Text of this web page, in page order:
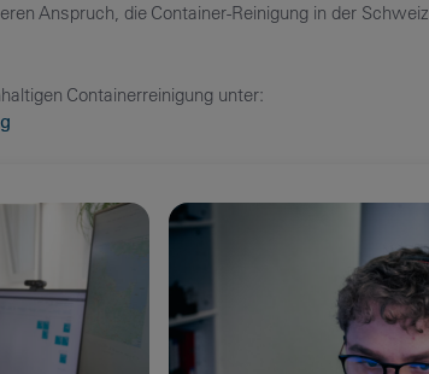
Anspruch, die Container-Reinigung in der
Containerreinigung unter: